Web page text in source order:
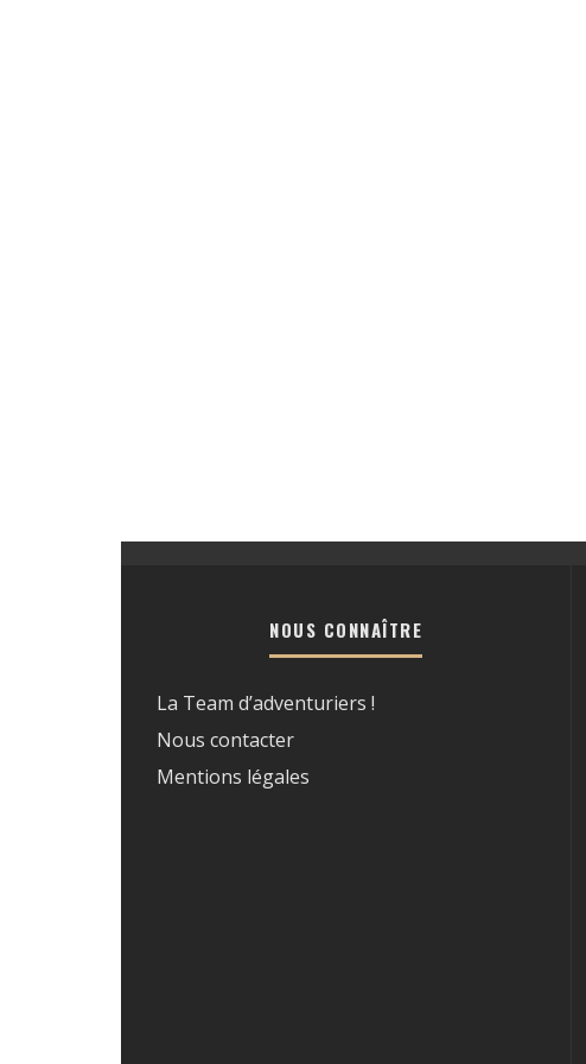
NOUS CONNAÎTRE
La Team d’adventuriers !
Nous contacter
Mentions légales